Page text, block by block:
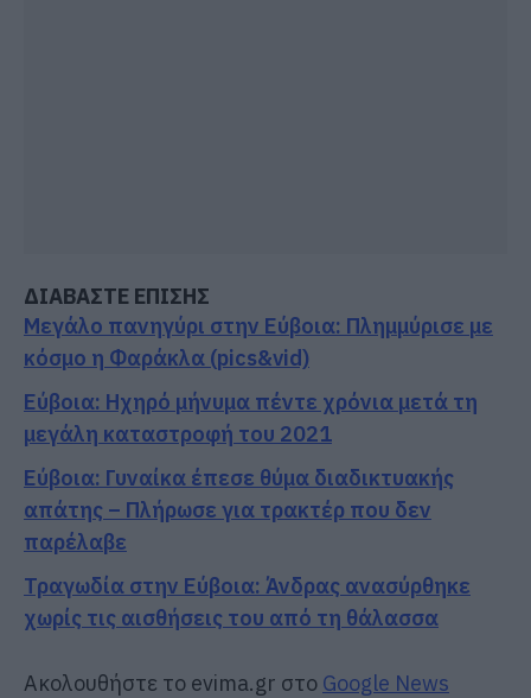
ΔΙΑΒΑΣΤΕ ΕΠΙΣΗΣ
Μεγάλο πανηγύρι στην Εύβοια: Πλημμύρισε με
κόσμο η Φαράκλα (pics&vid)
Εύβοια: Ηχηρό μήνυμα πέντε χρόνια μετά τη
μεγάλη καταστροφή του 2021
Εύβοια: Γυναίκα έπεσε θύμα διαδικτυακής
απάτης – Πλήρωσε για τρακτέρ που δεν
παρέλαβε
Τραγωδία στην Εύβοια: Άνδρας ανασύρθηκε
χωρίς τις αισθήσεις του από τη θάλασσα
Ακολουθήστε το evima.gr στο Google News